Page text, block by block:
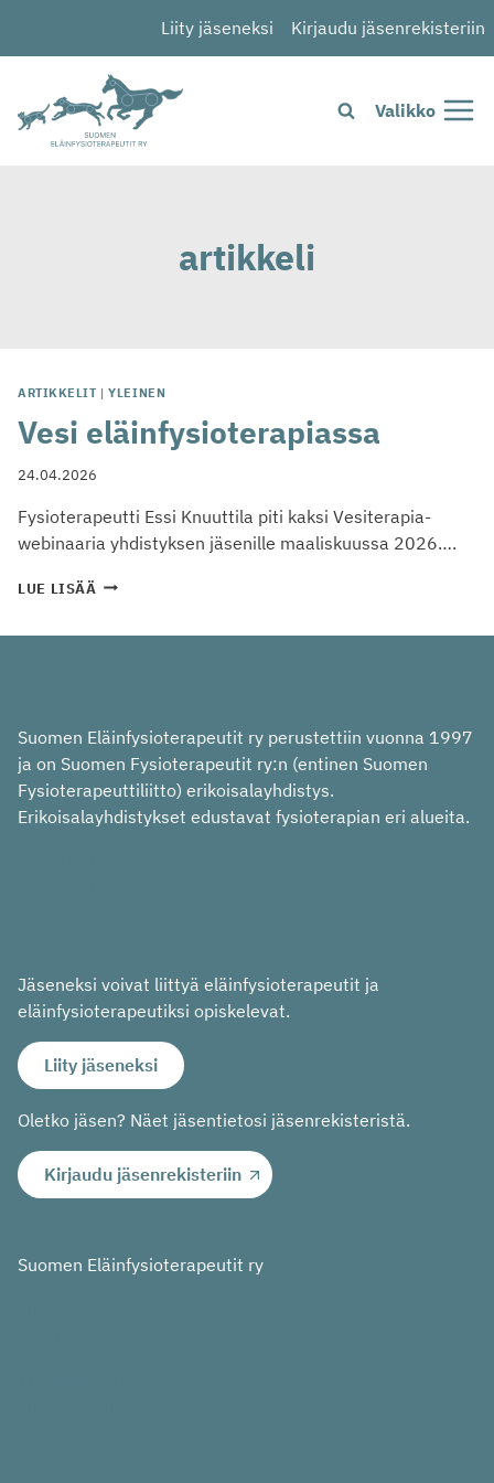
Liity jäseneksi Kirjaudu jäsenrekisteriin
Valikko
artikkeli
ARTIKKELIT |YLEINEN
Vesi eläinfysioterapiassa
24.04.2026
Fysioterapeutti Essi Knuuttila piti kaksi Vesiterapia-
webinaaria yhdistyksen jäsenille maaliskuussa 2026….
LUE LISÄÄ VESI
Suomen Eläinfysioterapeutit ry perustettiin vuonna 1997
ja on Suomen Fysioterapeutit ry:n (entinen Suomen
Fysioterapeuttiliitto) erikoisalayhdistys.
Erikoisalayhdistykset edustavat fysioterapian eri alueita.
Jäseneksi voivat liittyä eläinfysioterapeutit ja
eläinfysioterapeutiksi opiskelevat.
Liity jäseneksi
Oletko jäsen? Näet jäsentietosi jäsenrekisteristä.
Kirjaudu jäsenrekisteriin
Suomen Eläinfysioterapeutit ry